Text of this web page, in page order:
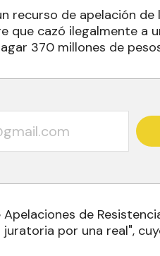
recurso de apelación
que cazó ilegalmente a
370 millones de
de
por una real",